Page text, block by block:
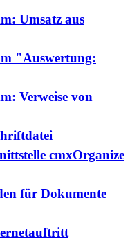
Umsatz aus
"Auswertung:
Verweise von
cmxOrganize
für Dokumente